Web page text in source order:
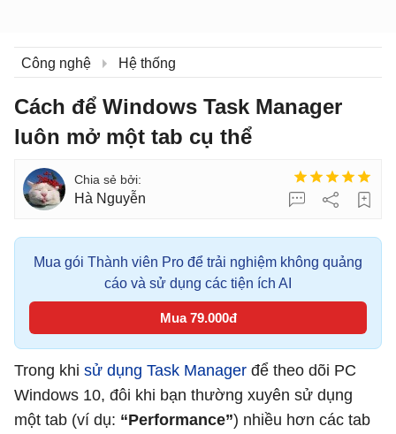
Công nghệ Hệ thống
Cách để Windows Task Manager
luôn mở một tab cụ thể
Hà Nguyễn
Mua gói Thành viên Pro để trải nghiệm không quảng
cáo và sử dụng các tiện ích AI
Mua 79.000đ
Trong khi sử dụng Task Manager để theo dõi PC
Windows 10, đôi khi bạn thường xuyên sử dụng
một tab (ví dụ: “Performance”) nhiều hơn các tab